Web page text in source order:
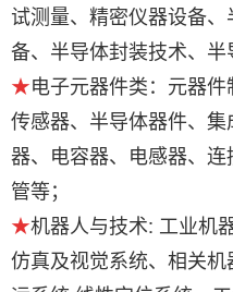
试测量、精密仪器设备
备、半导体封装技术、半
★电子元器件类：元器件
传感器、半导体器件、
器、电容器、电感器、
管等；
★机器人与技术: 工业机
仿真及视觉系统、相关